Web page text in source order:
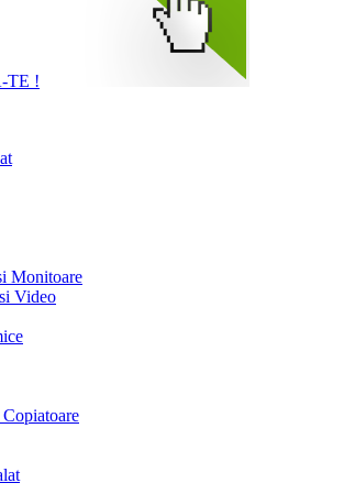
TE !
Monitoare
Video